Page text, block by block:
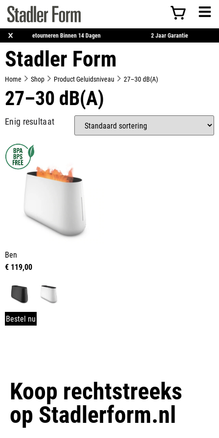
× Retourneren Binnen 14 Dagen 2 Jaar
Stadler Form
Home Shop Product Geluidsniveau 27–30 dB(A)
27–30 dB(A)
Enig resultaat
Ben
€ 119,00
Bestel nu
Koop rechtstreeks
op Stadlerform.nl